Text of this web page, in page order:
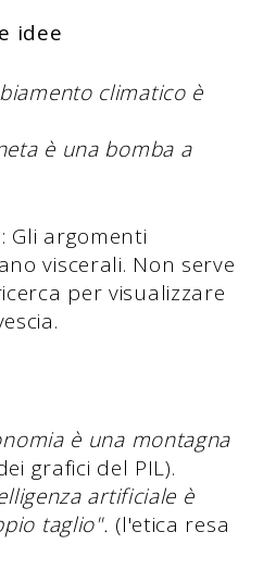
idee
climatico è
è una bomba a
: Gli argomenti
viscerali. Non serve
per visualizzare
è una montagna
grafici del PIL).
artificiale è
taglio". (l'etica resa